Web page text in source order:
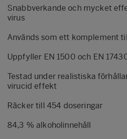
Snabbverkande och mycket
virus
Används som ett komplement
Uppfyller EN 1500 och EN
Testad under realistiska
virucid effekt
Räcker till 454 doseringar
84,3 % alkoholinnehåll